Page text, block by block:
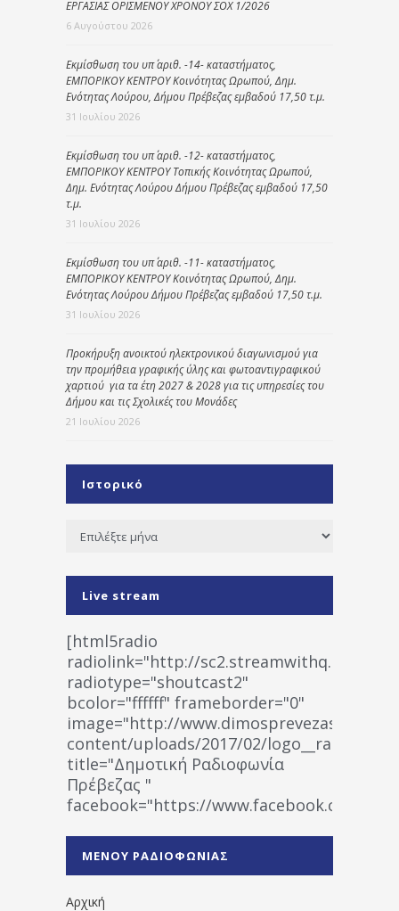
ΕΡΓΑΣΙΑΣ ΟΡΙΣΜΕΝΟΥ ΧΡΟΝΟΥ ΣΟΧ 1/2026
6 Αυγούστου 2026
Εκμίσθωση του υπ΄ αριθ. -14- καταστήματος,
ΕΜΠΟΡΙΚΟΥ ΚΕΝΤΡΟΥ Κοινότητας Ωρωπού, Δημ.
Ενότητας Λούρου, Δήμου Πρέβεζας εμβαδού 17,50 τ.μ.
31 Ιουλίου 2026
Εκμίσθωση του υπ΄ αριθ. -12- καταστήματος,
ΕΜΠΟΡΙΚΟΥ ΚΕΝΤΡΟΥ Τοπικής Κοινότητας Ωρωπού,
Δημ. Ενότητας Λούρου Δήμου Πρέβεζας εμβαδού 17,50
τ.μ.
31 Ιουλίου 2026
Εκμίσθωση του υπ΄ αριθ. -11- καταστήματος,
ΕΜΠΟΡΙΚΟΥ ΚΕΝΤΡΟΥ Κοινότητας Ωρωπού, Δημ.
Ενότητας Λούρου Δήμου Πρέβεζας εμβαδού 17,50 τ.μ.
31 Ιουλίου 2026
Προκήρυξη ανοικτού ηλεκτρονικού διαγωνισμού για
την προμήθεια γραφικής ύλης και φωτοαντιγραφικού
χαρτιού για τα έτη 2027 & 2028 για τις υπηρεσίες του
Δήμου και τις Σχολικές του Μονάδες
21 Ιουλίου 2026
Ιστορικό
Ιστορικό
Live stream
[html5radio
radiolink="http://
radiotype="shoutcast2"
bcolor="ffffff" frameborder="0"
image="http://www.dimosprevezas.gr/wp-
content/uploads/2017/02/
title="Δημοτική Ραδιοφωνία
Πρέβεζας "
facebook="https://www.facebook.com/
1531194763766854/" artist="" ]
ΜΕΝΟΥ ΡΑΔΙΟΦΩΝΙΑΣ
Αρχική